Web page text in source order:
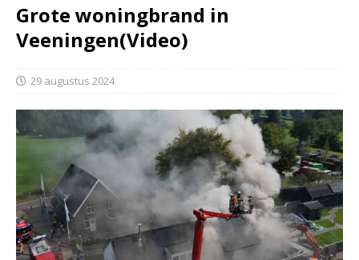
Grote woningbrand in
Veeningen(Video)
29 augustus 2024